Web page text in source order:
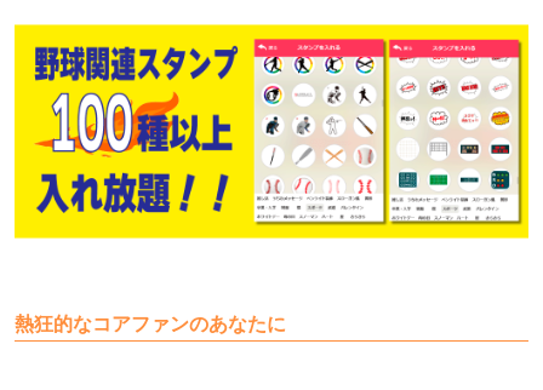
熱狂的なコアファンのあなたに